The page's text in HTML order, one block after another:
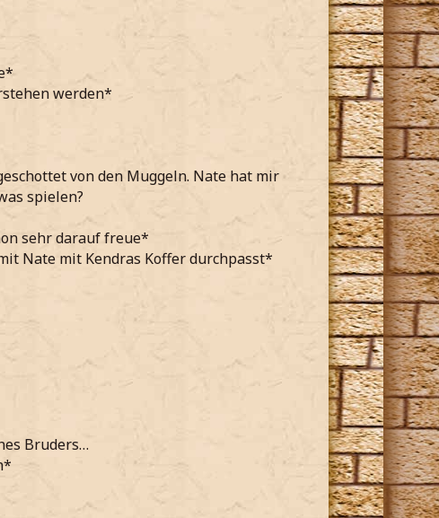
werden*
von den Muggeln. Nate hat mir
spielen?
sehr darauf freue*
Nate mit Kendras Koffer durchpasst*
Bruders…